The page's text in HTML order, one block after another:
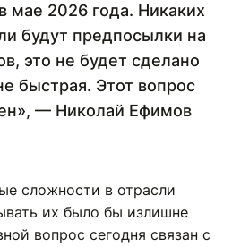
мае 2026 года. Никаких
будут предпосылки на
это не будет сделано
быстрая. Этот вопрос
— Николай Ефимов
сложности в отрасли
их было бы излишне
вопрос сегодня связан с